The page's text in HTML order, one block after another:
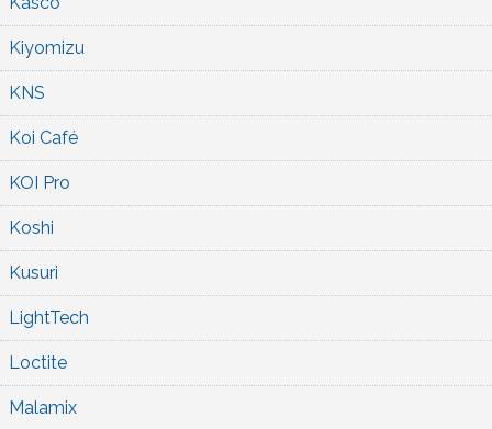
Kiyomizu
KNS
Koi Café
KOI Pro
Koshi
Kusuri
LightTech
Loctite
Malamix